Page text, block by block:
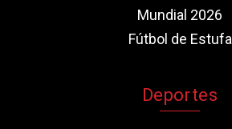
Mundial 2026
Fútbol de Estufa
Deportes